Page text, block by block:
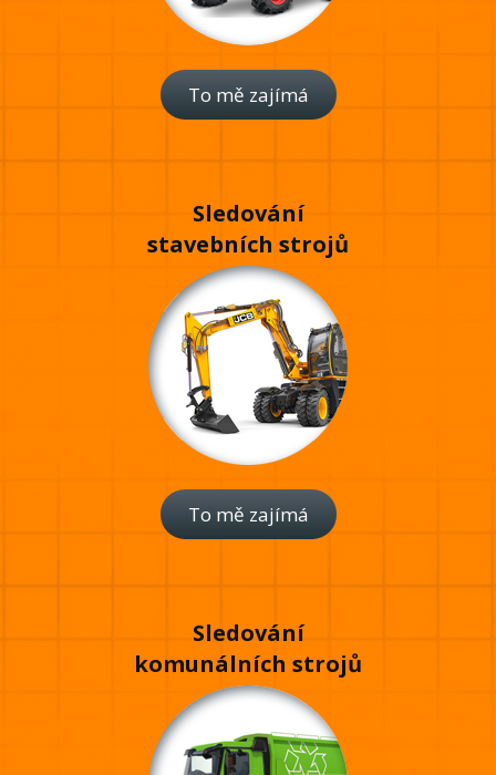
To mě zajímá
Sledování
stavebních strojů
To mě zajímá
Sledování
komunálních strojů